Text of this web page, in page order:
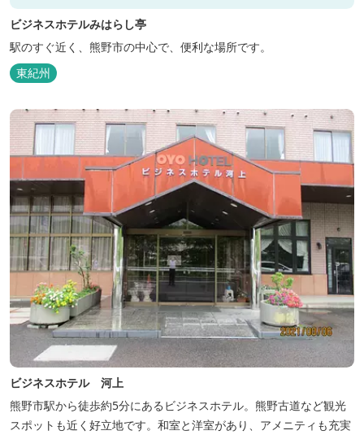
ビジネスホテルみはらし亭
駅のすぐ近く、熊野市の中心で、便利な場所です。
東紀州
ビジネスホテル 河上
熊野市駅から徒歩約5分にあるビジネスホテル。熊野古道など観光
スポットも近く好立地です。和室と洋室があり、アメニティも充実